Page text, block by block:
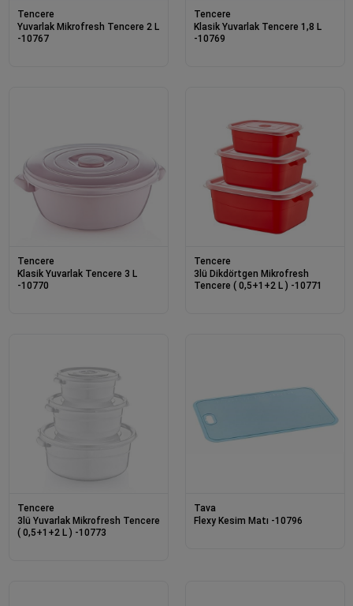
Tencere
Yuvarlak Mikrofresh Tencere 2 L
-10767
Tencere
Klasik Yuvarlak Tencere 1,8 L
-10769
Tencere
Klasik Yuvarlak Tencere 3 L
-10770
Tencere
3lü Dikdörtgen Mikrofresh
Tencere ( 0,5+1+2 L ) -10771
Tencere
3lü Yuvarlak Mikrofresh Tencere
( 0,5+1+2 L ) -10773
Tava
Flexy Kesim Matı -10796